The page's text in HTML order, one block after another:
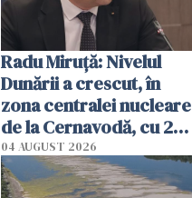
Radu Miruţă: Nivelul
Dunării a crescut, în
zona centralei nucleare
de la Cernavodă, cu 2
cm faţă de ziua trecută
04 AUGUST 2026